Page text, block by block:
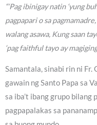
“‘Pag ibinigay natin ‘yung
pagpapari o sa
walang asawa, Kung saan
‘pag faithful tayo ay
Samantala, sinabi rin ni Fr.
gawain ng Santo Papa sa
sa iba’t ibang grupo bilang
pagpapalakas sa